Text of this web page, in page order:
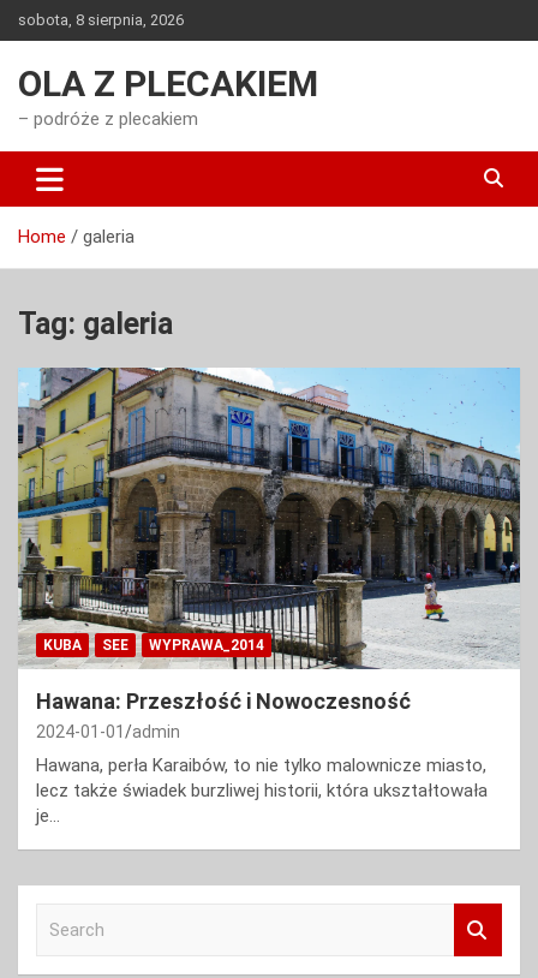
to
sobota, 8 sierpnia, 2026
OLA Z PLECAKIEM
– podróże z plecakiem
Home galeria
Tag: galeria
KUBA SEE WYPRAWA_2014
Hawana: Przeszłość i Nowoczesność
2024-01-01 admin
Hawana, perła Karaibów, to nie tylko malownicze miasto,
lecz także świadek burzliwej historii, która ukształtowała
je…